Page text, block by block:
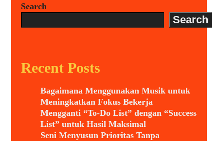
Search
Search
Recent Posts
Bagaimana Menggunakan Musik untuk
Meningkatkan Fokus Bekerja
Mengganti “To-Do List” dengan “Success
List” untuk Hasil Maksimal
Seni Menyusun Prioritas Tanpa